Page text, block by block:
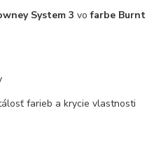
System 3 vofarbe Burnt
farieb a krycie vlastnosti